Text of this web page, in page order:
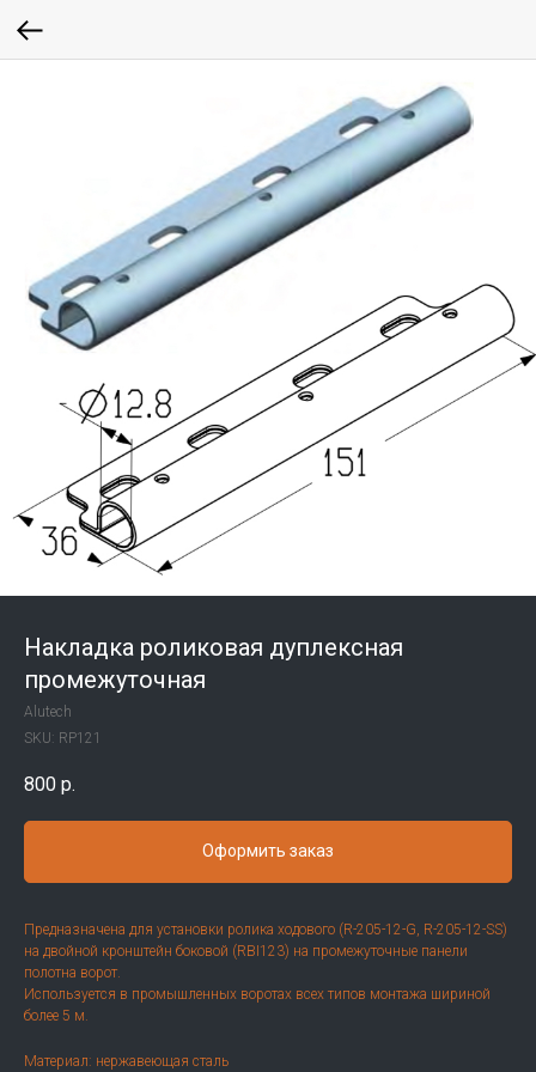
Накладка роликовая дуплексная
промежуточная
Alutech
SKU: RP121
800 р.
Оформить заказ
Предназначена для установки ролика ходового (R-205-12-G, R-205-12-SS)
на двойной кронштейн боковой (RBI123) на промежуточные панели
полотна ворот.
Используется в промышленных воротах всех типов монтажа шириной
более 5 м.
Материал: нержавеющая сталь